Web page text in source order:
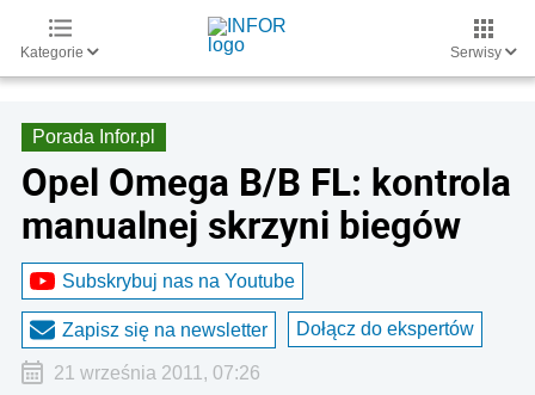
Kategorie Serwisy
Porada Infor.pl
Opel Omega B/B FL: kontrola
manualnej skrzyni biegów
Subskrybuj nas na Youtube
Zapisz się na newsletter Dołącz do ekspertów
21 września 2011, 07:26